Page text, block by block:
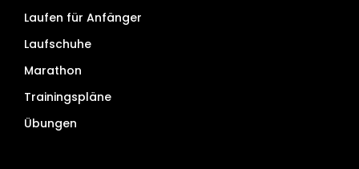
Laufen für Anfänger
Laufschuhe
Marathon
Trainingspläne
Übungen